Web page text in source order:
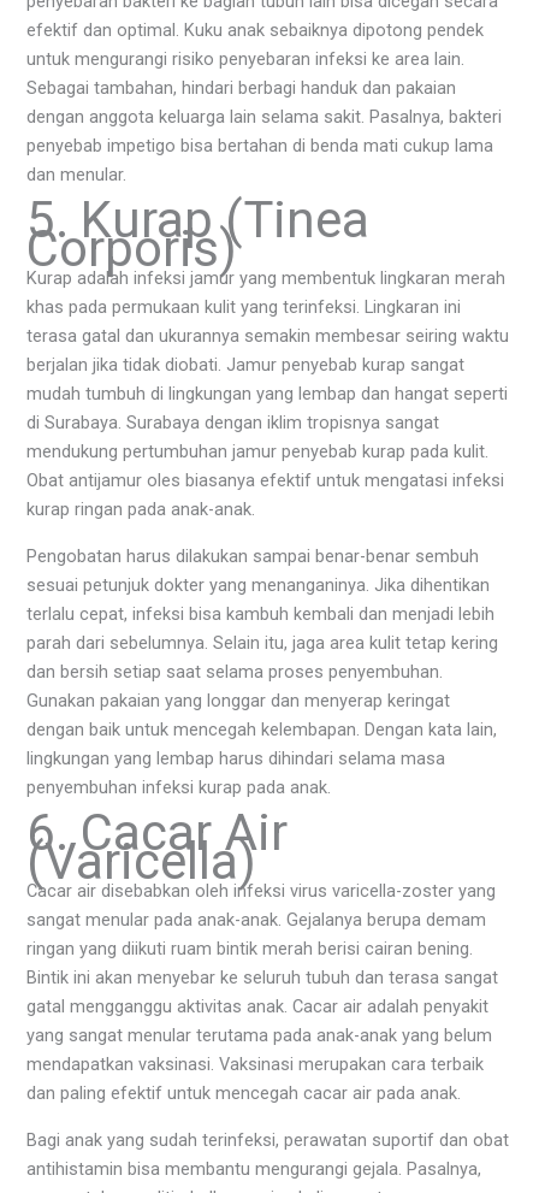
efektif dan optimal. Kuku anak sebaiknya dipotong pendek
untuk mengurangi risiko penyebaran infeksi ke area lain.
Sebagai tambahan, hindari berbagi handuk dan pakaian
dengan anggota keluarga lain selama sakit. Pasalnya, bakteri
penyebab impetigo bisa bertahan di benda mati cukup lama
dan menular.
5. Kurap (Tinea
Corporis)
Kurap adalah infeksi jamur yang membentuk lingkaran merah
khas pada permukaan kulit yang terinfeksi. Lingkaran ini
terasa gatal dan ukurannya semakin membesar seiring waktu
berjalan jika tidak diobati. Jamur penyebab kurap sangat
mudah tumbuh di lingkungan yang lembap dan hangat seperti
di Surabaya. Surabaya dengan iklim tropisnya sangat
mendukung pertumbuhan jamur penyebab kurap pada kulit.
Obat antijamur oles biasanya efektif untuk mengatasi infeksi
kurap ringan pada anak-anak.
Pengobatan harus dilakukan sampai benar-benar sembuh
sesuai petunjuk dokter yang menanganinya. Jika dihentikan
terlalu cepat, infeksi bisa kambuh kembali dan menjadi lebih
parah dari sebelumnya. Selain itu, jaga area kulit tetap kering
dan bersih setiap saat selama proses penyembuhan.
Gunakan pakaian yang longgar dan menyerap keringat
dengan baik untuk mencegah kelembapan. Dengan kata lain,
lingkungan yang lembap harus dihindari selama masa
penyembuhan infeksi kurap pada anak.
6. Cacar Air
(Varicella)
Cacar air disebabkan oleh infeksi virus varicella-zoster yang
sangat menular pada anak-anak. Gejalanya berupa demam
ringan yang diikuti ruam bintik merah berisi cairan bening.
Bintik ini akan menyebar ke seluruh tubuh dan terasa sangat
gatal mengganggu aktivitas anak. Cacar air adalah penyakit
yang sangat menular terutama pada anak-anak yang belum
mendapatkan vaksinasi. Vaksinasi merupakan cara terbaik
dan paling efektif untuk mencegah cacar air pada anak.
Bagi anak yang sudah terinfeksi, perawatan suportif dan obat
antihistamin bisa membantu mengurangi gejala. Pasalnya,